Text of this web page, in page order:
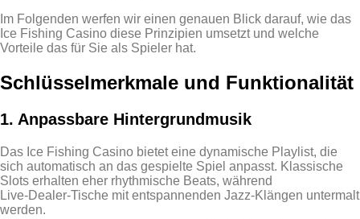
Im Folgenden werfen wir einen genauen Blick darauf, wie das
Ice Fishing Casino diese Prinzipien umsetzt und welche
Vorteile das für Sie als Spieler hat.
Schlüsselmerkmale und Funktionalität
1. Anpassbare Hintergrundmusik
Das Ice Fishing Casino bietet eine dynamische Playlist, die
sich automatisch an das gespielte Spiel anpasst. Klassische
Slots erhalten eher rhythmische Beats, während
Live‑Dealer‑Tische mit entspannenden Jazz‑Klängen untermalt
werden.